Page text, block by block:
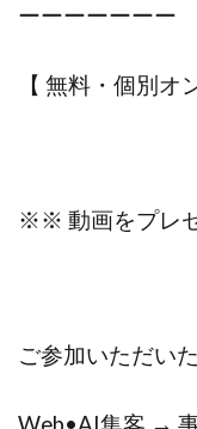
ーーーーーーー
【 無料・個別オ
※※ 動画をプ
ご参加いただい